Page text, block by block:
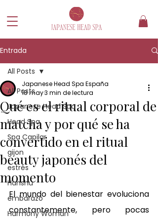
Entrada
All Posts
Japanese Head Spa
Head Spa
Spa Capilar
gijon
estrés
Hanshu
embarazo
Harmony Woman
All Posts
Qué es el ritual corporal de
matcha y por qué se ha
convertido en el ritual
beauty japonés del
momento
Japanese Head Spa España
18 may3 min de lectura
El mundo del bienestar evoluciona
constantemente, pero pocas